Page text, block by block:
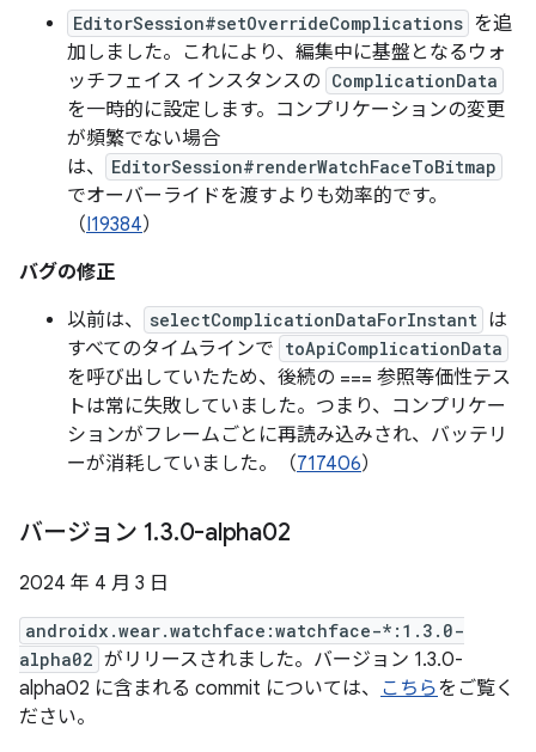
EditorSession#setOverrideComplications を追
加しました。これにより、編集中に基盤となるウォ
ッチフェイス インスタンスの ComplicationData
を一時的に設定します。コンプリケーションの変更
が頻繁でない場合
は、
EditorSession#renderWatchFaceToBitmap
でオーバーライドを渡すよりも効率的です。
（I19384）
バグの修正
以前は、
selectComplicationDataForInstant は
すべてのタイムラインで toApiComplicationData
を呼び出していたため、後続の === 参照等価性テス
トは常に失敗していました。つまり、コンプリケー
ションがフレームごとに再読み込みされ、バッテリ
ーが消耗していました。（717406）
バージョン 1.3.0-alpha02
2024 年 4 月 3 日
androidx.wear.watchface:watchface-*:1.3.0-
alpha02 がリリースされました。バージョン 1.3.0-
alpha02 に含まれる commit については、 こちらをご覧く
ださい。